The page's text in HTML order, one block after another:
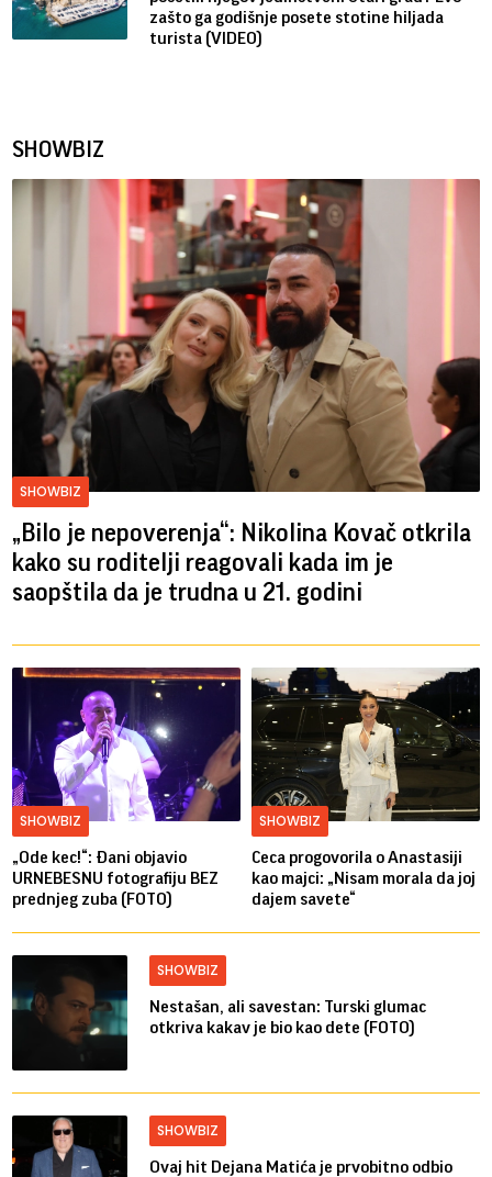
zašto ga godišnje posete stotine hiljada
turista (VIDEO)
SHOWBIZ
SHOWBIZ
„Bilo je nepoverenja“: Nikolina Kovač otkrila
kako su roditelji reagovali kada im je
saopštila da je trudna u 21. godini
SHOWBIZ
„Ode kec!“: Đani objavio
URNEBESNU fotografiju BEZ
prednjeg zuba (FOTO)
SHOWBIZ
Ceca progovorila o Anastasiji
kao majci: „Nisam morala da joj
dajem savete“
SHOWBIZ
Nestašan, ali savestan: Turski glumac
otkriva kakav je bio kao dete (FOTO)
SHOWBIZ
Ovaj hit Dejana Matića je prvobitno odbio